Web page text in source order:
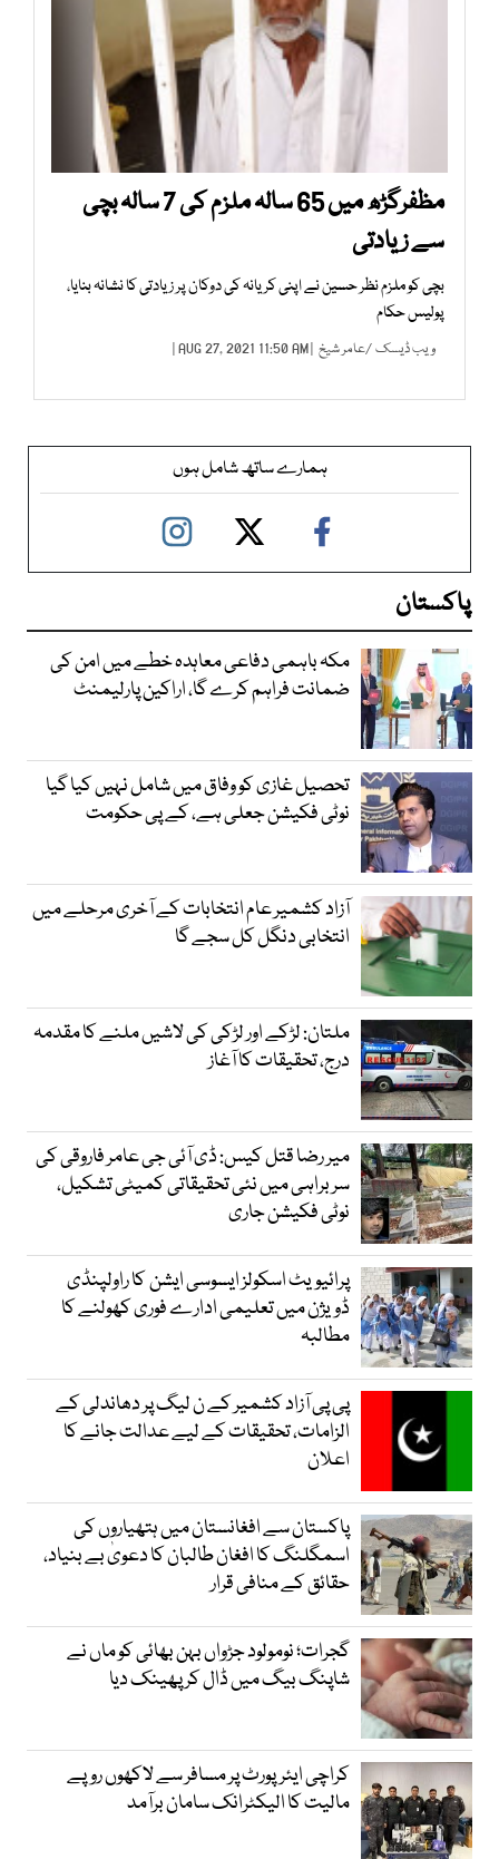
مظفرگڑھ میں 65 سالہ ملزم کی 7 سالہ بچی
سے زیادتی
بچی کو ملزم نظر حسین نے اپنی کریانہ کی دوکان پر زیادتی کا نشانہ بنایا،
پولیس حکام
ویب ڈیسک/عامر شیخ | AUG 27, 2021 11:50 AM |
ہمارے ساتھ شامل ہوں
پاکستان
مکہ باہمی دفاعی معاہدہ خطے میں امن کی
ضمانت فراہم کرے گا، اراکین پارلیمنٹ
تحصیل غازی کو وفاق میں شامل نہیں کیا گیا
نوٹی فکیشن جعلی ہے، کے پی حکومت
آزاد کشمیر عام انتخابات کے آخری مرحلے میں
انتخابی دنگل کل سجے گا
ملتان: لڑکے اور لڑکی کی لاشیں ملنے کا مقدمہ
درج، تحقیقات کا آغاز
میر رضا قتل کیس: ڈی آئی جی عامر فاروقی کی
سربراہی میں نئی تحقیقاتی کمیٹی تشکیل،
نوٹی فکیشن جاری
پرائیویٹ اسکولز ایسوسی ایشن کا راولپنڈی
ڈویژن میں تعلیمی ادارے فوری کھولنے کا
مطالبہ
پی پی آزاد کشمیر کے ن لیگ پر دھاندلی کے
الزامات، تحقیقات کے لیے عدالت جانے کا
اعلان
پاکستان سے افغانستان میں ہتھیاروں کی
اسمگلنگ کا افغان طالبان کا دعویٰ بے بنیاد،
حقائق کے منافی قرار
گجرات؛ نومولود جڑواں بہن بھائی کو ماں نے
شاپنگ بیگ میں ڈال کر پھینک دیا
کراچی ایئرپورٹ پر مسافر سے لاکھوں روپے
مالیت کا الیکٹرانک سامان برآمد